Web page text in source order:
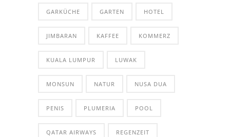
GARKÜCHE GARTEN HOTEL
JIMBARAN KAFFEE KOMMERZ
KUALA LUMPUR LUWAK
MONSUN NATUR NUSA DUA
PENIS PLUMERIA POOL
QATAR AIRWAYS REGENZEIT